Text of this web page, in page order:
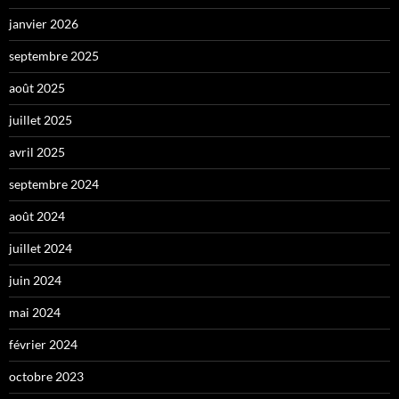
janvier 2026
septembre 2025
août 2025
juillet 2025
avril 2025
septembre 2024
août 2024
juillet 2024
juin 2024
mai 2024
février 2024
octobre 2023